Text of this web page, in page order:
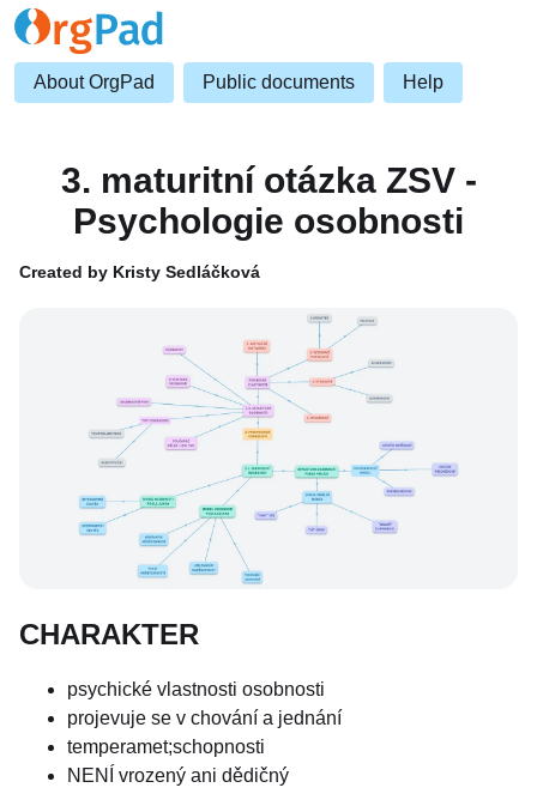
About OrgPad Public documents Help
3. maturitní otázka ZSV -
Psychologie osobnosti
Created by Kristy Sedláčková
CHARAKTER
psychické vlastnosti osobnosti
projevuje se v chování a jednání
temperamet;schopnosti
NENÍ vrozený ani dědičný